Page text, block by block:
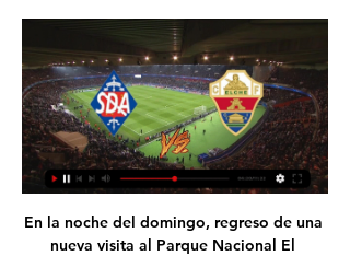
En la noche del domingo, regreso de una
nueva visita al Parque Nacional El